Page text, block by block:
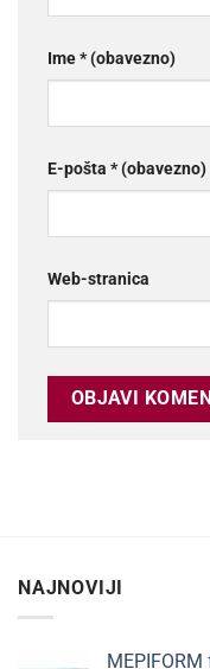
Ime* (obavezno)
E-pošta * (obavezno)
Web-stranica
NAJNOVIJI